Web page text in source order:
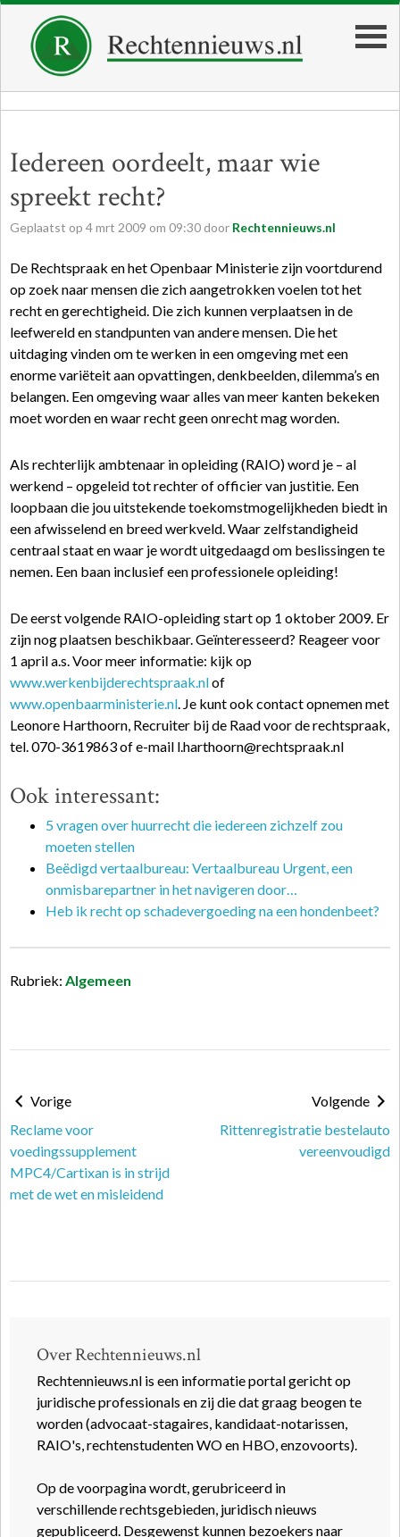
Iedereen oordeelt, maar wie
spreekt recht?
Geplaatst op 4mrt 2009 om 09:30 door Rechtennieuws.nl
De Rechtspraak en het Openbaar Ministerie zijn voortdurend
op zoek naar mensen die zich aangetrokken voelen tot het
recht en gerechtigheid. Die zich kunnen verplaatsen in de
leefwereld en standpunten van andere mensen. Die het
uitdaging vinden om te werken in een omgeving met een
enorme variëteit aan opvattingen, denkbeelden, dilemma’s en
belangen. Een omgeving waar alles van meer kanten bekeken
moet worden en waar recht geen onrecht mag worden.
Als rechterlijk ambtenaar in opleiding (RAIO) word je – al
werkend – opgeleid tot rechter of officier van justitie. Een
loopbaan die jou uitstekende toekomstmogelijkheden biedt in
een afwisselend en breed werkveld. Waar zelfstandigheid
centraal staat en waar je wordt uitgedaagd om beslissingen te
nemen. Een baan inclusief een professionele opleiding!
De eerst volgende RAIO-opleiding start op 1 oktober 2009. Er
zijn nog plaatsen beschikbaar. Geïnteresseerd? Reageer voor
1 april a.s. Voor meer informatie: kijk op
www.werkenbijderechtspraak.nlof
www.openbaarministerie.nl. Je kunt ook contact opnemen met
Leonore Harthoorn, Recruiter bij de Raad voor de rechtspraak,
tel. 070-3619863 of e-mail l.harthoorn@rechtspraak.nl
Ook interessant:
5 vragen over huurrecht die iedereen zichzelf zou
moeten stellen
Beëdigd vertaalbureau: Vertaalbureau Urgent, een
onmisbarepartner in het navigeren door…
Heb ik recht op schadevergoeding na een hondenbeet?
Rubriek: Algemeen
Vorige
Reclame voor
voedingssupplement
MPC4/Cartixan is in strijd
met de wet en misleidend
Volgende
Rittenregistratie bestelauto
vereenvoudigd
Over Rechtennieuws.nl
Rechtennieuws.nl is een informatie portal gericht op
juridische professionals en zij die dat graag beogen te
worden (advocaat-stagaires, kandidaat-notarissen,
RAIO's, rechtenstudenten WO en HBO, enzovoorts).
Op de voorpagina wordt, gerubriceerd in
verschillende rechtsgebieden, juridisch nieuws
gepubliceerd. Desgewenst kunnen bezoekers naar